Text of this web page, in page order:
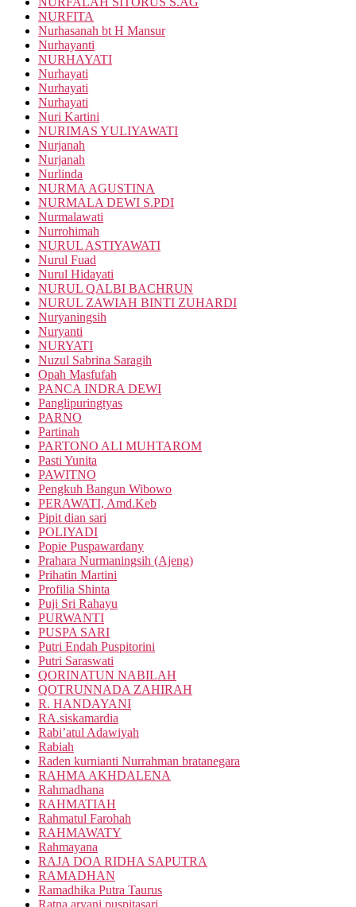
NURFITA
Nurhasanah bt H Mansur
Nurhayanti
NURHAYATI
Nurhayati
Nurhayati
Nurhayati
Nuri Kartini
NURIMAS YULIYAWATI
Nurjanah
Nurjanah
Nurlinda
NURMA AGUSTINA
NURMALA DEWI S.PDI
Nurmalawati
Nurrohimah
NURUL ASTIYAWATI
Nurul Fuad
Nurul Hidayati
NURUL QALBI BACHRUN
NURUL ZAWIAH BINTI ZUHARDI
Nuryaningsih
Nuryanti
NURYATI
Nuzul Sabrina Saragih
Opah Masfufah
PANCA INDRA DEWI
Panglipuringtyas
PARNO
Partinah
PARTONO ALI MUHTAROM
Pasti Yunita
PAWITNO
Pengkuh Bangun Wibowo
PERAWATI, Amd.Keb
Pipit dian sari
POLIYADI
Popie Puspawardany
Prahara Nurmaningsih (Ajeng)
Prihatin Martini
Profilia Shinta
Puji Sri Rahayu
PURWANTI
PUSPA SARI
Putri Endah Puspitorini
Putri Saraswati
QORINATUN NABILAH
QOTRUNNADA ZAHIRAH
R. HANDAYANI
RA.siskamardia
Rabi’atul Adawiyah
Rabiah
Raden kurnianti Nurrahman bratanegara
RAHMA AKHDALENA
Rahmadhana
RAHMATIAH
Rahmatul Farohah
RAHMAWATY
Rahmayana
RAJA DOA RIDHA SAPUTRA
RAMADHAN
Ramadhika Putra Taurus
Ratna aryani puspitasari